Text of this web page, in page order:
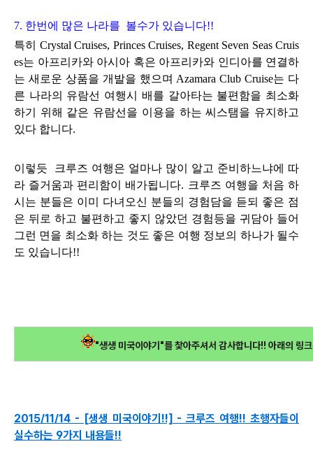
7. 한번에 많은 나라를 볼수가 있습니다!!
특히 Crystal Cruises, Princes Cruises, Regent Seven Seas Cruis
es는 아프리카와 아시아 혹은 아프리카와 인디아를 연결하
는 새로운 상품을 개발을 했으며 Azamara Club Cruise는 다
른 나라의 유람선 여행시 배를 갈아타는 불편함을 최소화
하기 위해 같은 유람선을 이용을 하는씨스탬을 유지하고
있다 합니다.
이렇듯 크루즈 여행은 얼마나 많이 알고 준비하느냐에 따
라 즐거움과 편리함이 배가됩니다. 크루즈 여행을 처음 하
시는 분들은 이미 다녀오신 분들의 경험담을 듣되 좋은 점
은 뒤로 하고 불편하고 좋지 않았던 경험등을 귀담아 들어
그런 면을 최소화 하는 것도 좋은 여행 정보의 하나가 될수
도 있습니다!!
"생생 미국이야기"를 찿아주셔서 감사합니다!! 아래의 링
2015/11/14 - [생생 미국이야기!!] - 크루즈 여행!! 초행자들이
실수하는 9가지 내용들!!